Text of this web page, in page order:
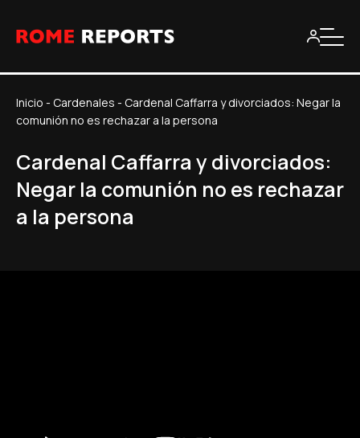
Inicio - Cardenales - Cardenal Caffarra y divorciados: Negar la
comunión no es rechazar a la persona
Cardenal Caffarra y divorciados:
Negar la comunión no es rechazar
a la persona